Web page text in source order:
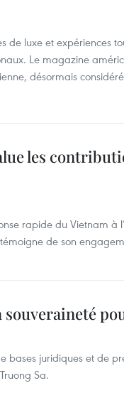
de luxe et expériences
Le magazine
désormais
les
rapide du Vietnam
de son
bases juridiques et de
Sa.